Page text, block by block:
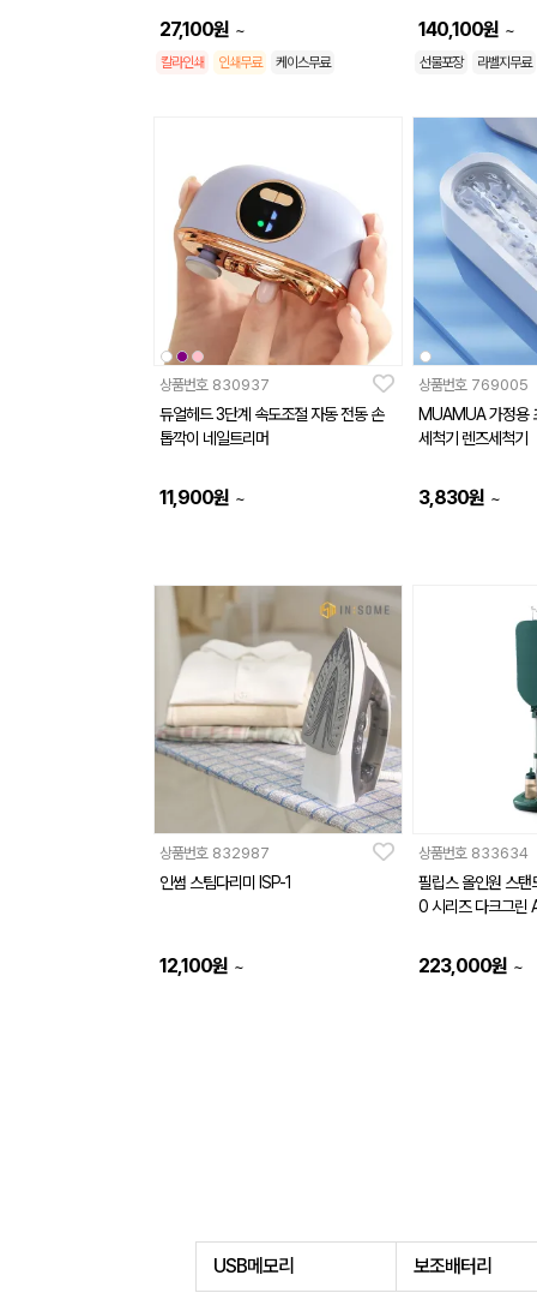
27,100원 ~
칼라인쇄 인쇄무료 케이스무료
140,100원 ~
선물포장 라벨지무료
상품번호 830937
듀얼헤드 3단계 속도조절 자동 전동 손
톱깍이 네일트리머
11,900원 ~
상품번호 769005
MUAMUA 가정용
세척기 렌즈세척기
3,830원 ~
상품번호 832987
인썸 스팀다리미 ISP-1
12,100원 ~
상품번호 833634
필립스 올인원 스
0 시리즈 다크그
223,000원 ~
USB메모리 보조배터리